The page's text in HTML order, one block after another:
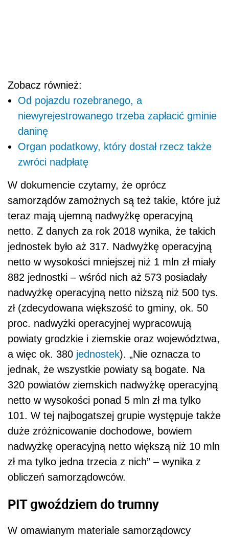
Zobacz również:
Od pojazdu rozebranego, a
niewyrejestrowanego trzeba zapłacić gminie
daninę
Organ podatkowy, który dostał rzecz także
zwróci nadpłatę
W dokumencie czytamy, że oprócz
samorządów zamożnych są też takie, które już
teraz mają ujemną nadwyżkę operacyjną
netto. Z danych za rok 2018 wynika, że takich
jednostek było aż 317. Nadwyżkę operacyjną
netto w wysokości mniejszej niż 1 mln zł miały
882 jednostki – wśród nich aż 573 posiadały
nadwyżkę operacyjną netto niższą niż 500 tys.
zł (zdecydowana większość to gminy, ok. 50
proc. nadwyżki operacyjnej wypracowują
powiaty grodzkie i ziemskie oraz województwa,
a więc ok. 380 jednostek). „Nie oznacza to
jednak, że wszystkie powiaty są bogate. Na
320 powiatów ziemskich nadwyżkę operacyjną
netto w wysokości ponad 5 mln zł ma tylko
101. W tej najbogatszej grupie występuje także
duże zróżnicowanie dochodowe, bowiem
nadwyżkę operacyjną netto większą niż 10 mln
zł ma tylko jedna trzecia z nich” – wynika z
obliczeń samorządowców.
PIT gwoździem do trumny
W omawianym materiale samorządowcy